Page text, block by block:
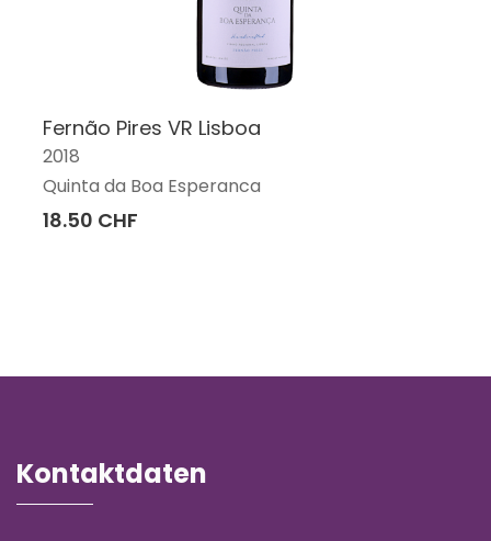
Fernão Pires VR Lisboa
2018
Quinta da Boa Esperanca
18.50 CHF
Kontaktdaten